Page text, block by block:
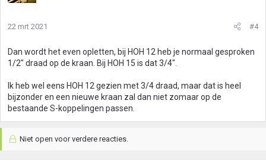
e
i
g
e
:
22 mrt 2021 #4
Dan wordt het even opletten, bij HOH 12 heb je normaal gesproken
1/2" draad op de kraan. Bij HOH 15 is dat 3/4".
Ik heb wel eens HOH 12 gezien met 3/4 draad, maar dat is heel
bijzonder en een nieuwe kraan zal dan niet zomaar op de
bestaande S-koppelingen passen.
Niet open voor verdere reacties.